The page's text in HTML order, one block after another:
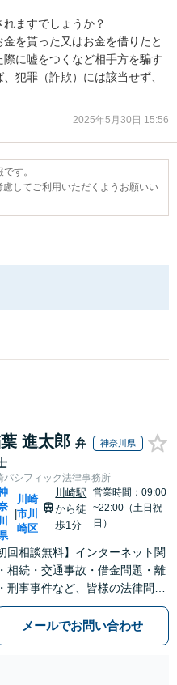
ますでしょうか？
を貰った又はお金を借りたと
に嘘をつくなど相手方を騙す
犯罪（詐欺）には該当せず、
2025年5月30日 15:56
す。
してご利用いただくようお願いい
進太郎 弁
神奈川県
パシフィック法律事務所
川
川崎
市川
崎区
川崎駅
から徒
歩1分
営業時間：09:00
~22:00（土日祝
日）
回相談無料】インターネット関
相続・交通事故・借金問題・離
刑事事件など、皆様の法律問題
決すべく、親身になって取り組
す。クチコミ・リピーターの方
数。お気軽にお問い合わせ下さ
メールでお問い合わせ